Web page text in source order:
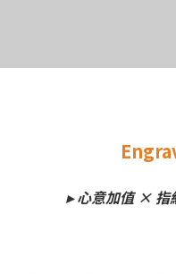
▸ 心意加值 × 指